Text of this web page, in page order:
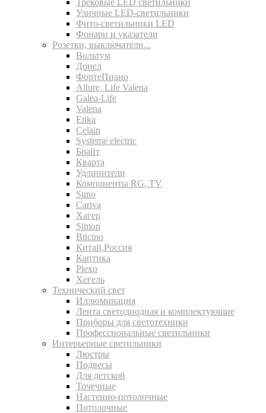
Трековые LED светильники
Уличные LED-светильники
Фито-светильники LED
Фонари и указатели
Розетки, выключатели...
Вольтум
Донел
ФортеПиано
Allure, Life Valena
Galea-Life
Valena
Etika
Celain
Systeme electric
Брайт
Кварта
Удлинители
Компоненты RG, TV
Suno
Cariva
Хагер
Simon
Bticino
Китай,Россия
Каптика
Plexo
Хегель
Технический свет
Иллюминация
Лента светодиодная и комплектующие
Приборы для светотехники
Профессиональные светильники
Интерьерные светильники
Люстры
Подвесы
Для детской
Точечные
Настенно-потолочные
Потолочные